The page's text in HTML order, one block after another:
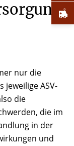
nur die
jeweilige ASV-
die
die im
in der
und